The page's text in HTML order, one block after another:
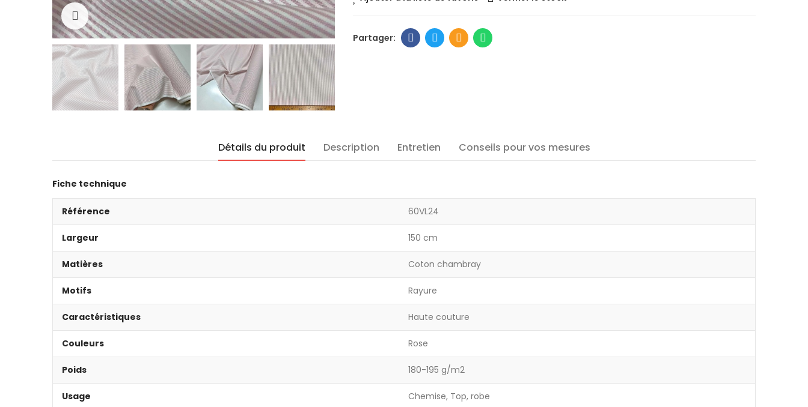
Cliquez pour agrandir
Détails du produit Description Entretien Conseils pour vos mesures
Fiche technique
Référence 60VL24
Largeur 150 cm
Matières Coton chambray
Motifs Rayure
Caractéristiques Haute couture
Couleurs Rose
Poids 180-195 g/m2
Usage Chemise, Top, robe